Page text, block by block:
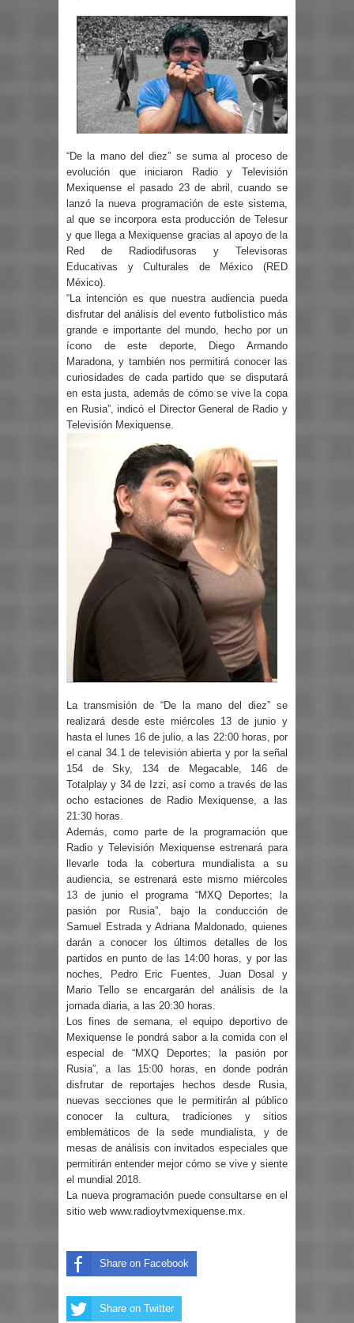
“De la mano del diez” se suma al proceso de
evolución que iniciaron Radio y Televisión
Mexiquense el pasado 23 de abril, cuando se
lanzó la nueva programación de este sistema,
al que se incorpora esta producción de Telesur
y que llega a Mexiquense gracias al apoyo de la
Red de Radiodifusoras y Televisoras
Educativas y Culturales de México (RED
México).
“La intención es que nuestra audiencia pueda
disfrutar del análisis del evento futbolístico más
grande e importante del mundo, hecho por un
ícono de este deporte, Diego Armando
Maradona, y también nos permitirá conocer las
curiosidades de cada partido que se disputará
en esta justa, además de cómo se vive la copa
en Rusia”, indicó el Director General de Radio y
Televisión Mexiquense.
La transmisión de “De la mano del diez” se
realizará desde este miércoles 13 de junio y
hasta el lunes 16 de julio, a las 22:00 horas, por
el canal 34.1 de televisión abierta y por la señal
154 de Sky, 134 de Megacable, 146 de
Totalplay y 34 de Izzi, así como a través de las
ocho estaciones de Radio Mexiquense, a las
21:30 horas.
Además, como parte de la programación que
Radio y Televisión Mexiquense estrenará para
llevarle toda la cobertura mundialista a su
audiencia, se estrenará este mismo miércoles
13 de junio el programa “MXQ Deportes; la
pasión por Rusia”, bajo la conducción de
Samuel Estrada y Adriana Maldonado, quienes
darán a conocer los últimos detalles de los
partidos en punto de las 14:00 horas, y por las
noches, Pedro Eric Fuentes, Juan Dosal y
Mario Tello se encargarán del análisis de la
jornada diaria, a las 20:30 horas.
Los fines de semana, el equipo deportivo de
Mexiquense le pondrá sabor a la comida con el
especial de “MXQ Deportes; la pasión por
Rusia”, a las 15:00 horas, en donde podrán
disfrutar de reportajes hechos desde Rusia,
nuevas secciones que le permitirán al público
conocer la cultura, tradiciones y sitios
emblemáticos de la sede mundialista, y de
mesas de análisis con invitados especiales que
permitirán entender mejor cómo se vive y siente
el mundial 2018.
La nueva programación puede consultarse en el
sitio web www.radioytvmexiquense.mx.
Share on Facebook
Share on Twitter